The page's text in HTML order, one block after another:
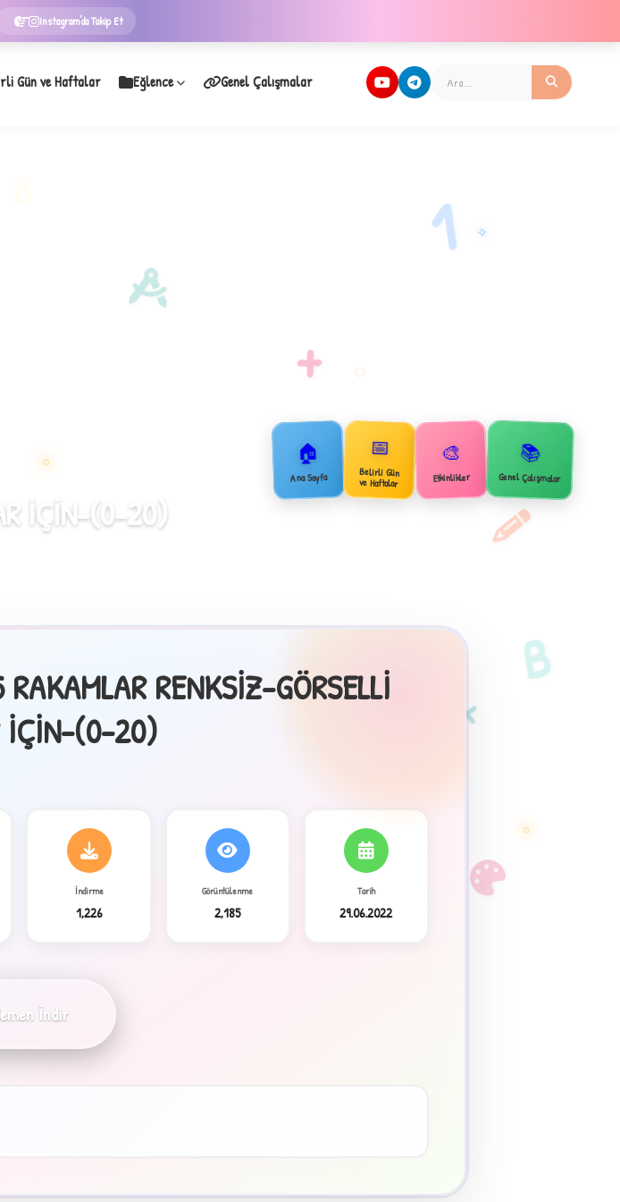
Instagram'da Takip Et
2
✧
Gün ve Haftalar Eğlence Genel Çalışmalar
İÇİN-(0-20)
🏠
Ana Sayfa
📅
Belirli Gün
ve Haftalar
🎨
Etkinlikler
📚
Genel Çalışmalar
RENKSİZ-GÖRSELLİ
İÇİN-(0-20)
İndirme
1,226
Görüntülenme
2,185
Tarih
29.06.2022
İndir
B
F
1
+
×